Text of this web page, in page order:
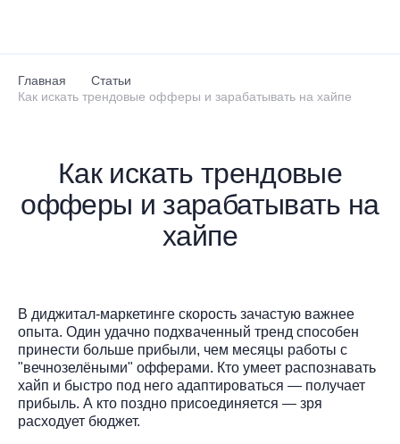
Главная
Статьи
Как искать трендовые офферы и зарабатывать на хайпе
Как искать трендовые
офферы и зарабатывать на
хайпе
В диджитал-маркетинге скорость зачастую важнее
опыта. Один удачно подхваченный тренд способен
принести больше прибыли, чем месяцы работы с
"вечнозелёными" офферами. Кто умеет распознавать
хайп и быстро под него адаптироваться — получает
прибыль. А кто поздно присоединяется — зря
расходует бюджет.